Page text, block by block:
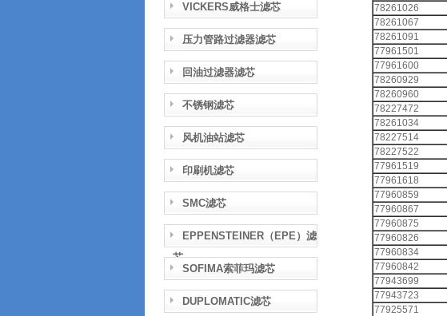
VICKERS威格士滤芯
压力管路过滤器滤芯
回油过滤器滤芯
不锈钢滤芯
风机油站滤芯
印刷机滤芯
SMC滤芯
EPPENSTEINER（EPE）滤
芯
SOFIMA索菲玛滤芯
DUPLOMATIC滤芯
78261026
78261067
78261091
77961501
77961600
78260929
78260960
78227472
78261034
78227514
78227522
77961519
77961618
77960859
77960867
77960875
77960826
77960834
77960842
77943699
77943723
77925571